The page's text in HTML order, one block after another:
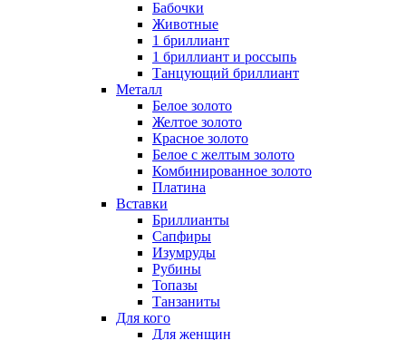
Бабочки
Животные
1 бриллиант
1 бриллиант и россыпь
Танцующий бриллиант
Металл
Белое золото
Желтое золото
Красное золото
Белое с желтым золото
Комбинированное золото
Платина
Вставки
Бриллианты
Сапфиры
Изумруды
Рубины
Топазы
Танзаниты
Для кого
Для женщин